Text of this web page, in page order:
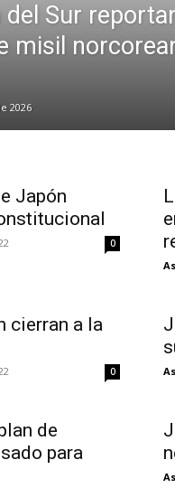
Sur
misil
2026
Japón
0
cierran a la
0
de
para